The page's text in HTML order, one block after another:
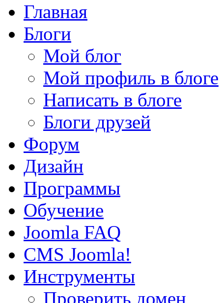
Главная
Блоги
Мой блог
Мой профиль в блоге
Написать в блоге
Блоги друзей
Форум
Дизайн
Программы
Обучение
Joomla FAQ
CMS Joomla!
Инструменты
Проверить домен